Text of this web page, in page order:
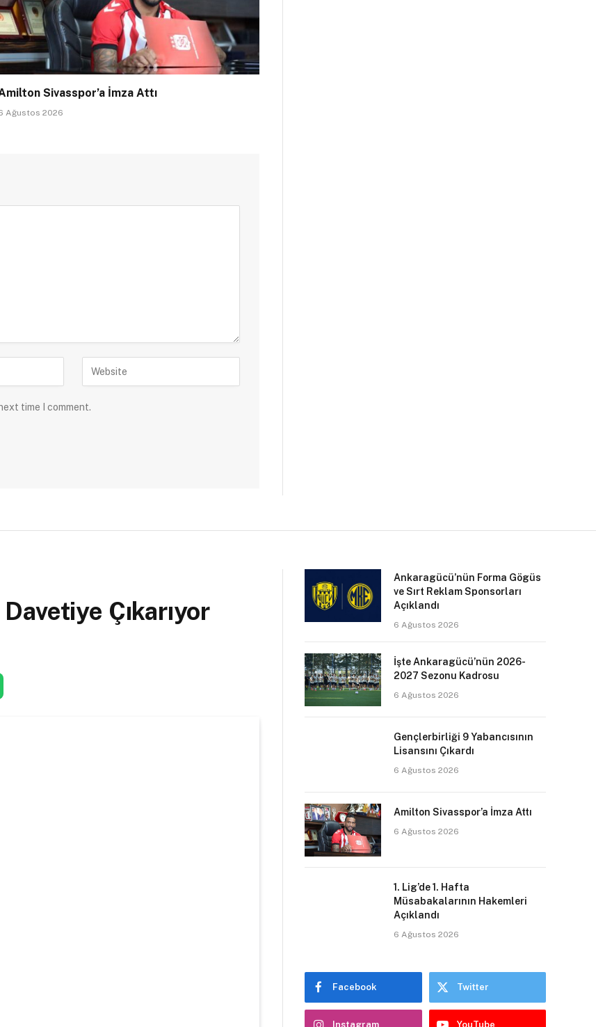
Sivasspor’a İmza Attı
Ağustos 2026
time I comment.
Çıkarıyor
Ankaragücü’nün Forma Gögüs
ve Sırt Reklam Sponsorları
Açıklandı
6 Ağustos 2026
İşte Ankaragücü’nün 2026-
2027 Sezonu Kadrosu
6 Ağustos 2026
Gençlerbirliği 9 Yabancısının
Lisansını Çıkardı
6 Ağustos 2026
Amilton Sivasspor’a İmza Attı
6 Ağustos 2026
1. Lig’de 1. Hafta
Müsabakalarının Hakemleri
Açıklandı
6 Ağustos 2026
Facebook Twitter
Instagram YouTube